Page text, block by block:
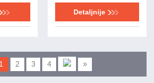
Detaljnije
1 2 3 4 »